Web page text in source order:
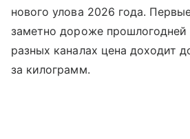
нового улова 2026 года.
заметно дороже прошлогодней
разных каналах цена доходит
за килограмм.